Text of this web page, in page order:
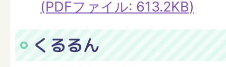
(PDFファイル: 613.2KB)
くるるん